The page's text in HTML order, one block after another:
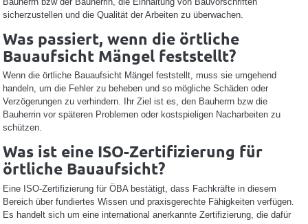
sicherzustellen und die Qualität der Arbeiten zu überwachen.
Was passiert, wenn die örtliche
Bauaufsicht Mängel feststellt?
Wenn die örtliche Bauaufsicht Mängel feststellt, muss sie umgehend
handeln, um die Fehler zu beheben und so mögliche Schäden oder
Verzögerungen zu verhindern. Ihr Ziel ist es, den Bauherrn bzw die
Bauherrin vor späteren Problemen oder kostspieligen Nacharbeiten zu
schützen.
Was ist eine ISO-Zertifizierung für
örtliche Bauaufsicht?
Eine ISO-Zertifizierung für ÖBA bestätigt, dass Fachkräfte in diesem
Bereich über fundiertes Wissen und praxisgerechte Fähigkeiten verfügen.
Es handelt sich um eine international anerkannte Zertifizierung, die dafür